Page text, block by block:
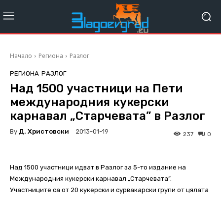
Начало Региона Разлог
РЕГИОНА РАЗЛОГ
Над 1500 участници на Пети
международния кукерски
карнавал „Старчевата” в Разлог
By Д. Христовски 2013-01-19 0
237
Над 1500 участници идват в Разлог за 5-то издание на
Международния кукерски карнавал „Старчевата”.
Участниците са от 20 кукерски и сурвакарски групи от цялата